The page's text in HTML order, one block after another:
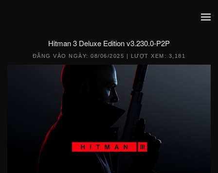
Hitman 3 Deluxe Edition v3.230.0-P2P
ĐĂNG VÀO NGÀY:08/06/2025 | LƯỢT XEM: 3,181